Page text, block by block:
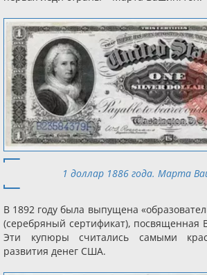
1 доллар 1886 года. Марта
В 1892 году была выпущена
(серебряный сертификат), посвященная
Эти купюры считались самыми
развития денег США.